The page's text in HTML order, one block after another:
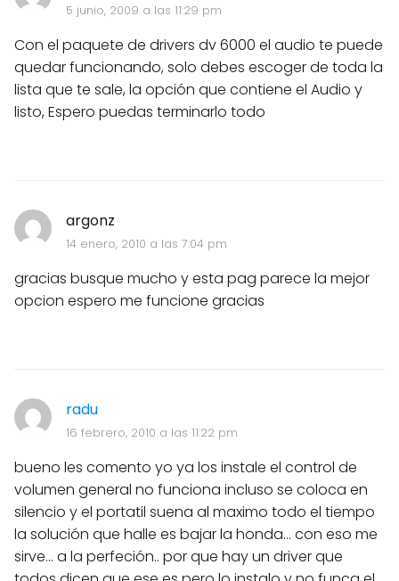
5 junio, 2009 a las 11:29 pm
Con el paquete de drivers dv 6000 el audio te puede
quedar funcionando, solo debes escoger de toda la
lista que te sale, la opción que contiene el Audio y
listo, Espero puedas terminarlo todo
argonz
14 enero, 2010 a las 7:04 pm
gracias busque mucho y esta pag parece la mejor
opcion espero me funcione gracias
radu
16 febrero, 2010 a las 11:22 pm
bueno les comento yo ya los instale el control de
volumen general no funciona incluso se coloca en
silencio y el portatil suena al maximo todo el tiempo
la solución que halle es bajar la honda... con eso me
sirve... a la perfeción.. por que hay un driver que